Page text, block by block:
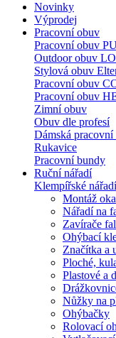
Novinky
Výprodej
Pracovní obuv
Pracovní obuv
Outdoor obuv
Stylová obuv
Pracovní obuv
Pracovní obuv
Zimní obuv
Obuv dle profesí
Dámská pracovní
Rukavice
Pracovní bundy
Ruční nářadí
Klempířské nářadí
Montáž
Nářadí na
Zavírače
Ohýbací
Značítka a
Ploché,
Plastové a
Nůžky na
Ohýbačky
Rolovací